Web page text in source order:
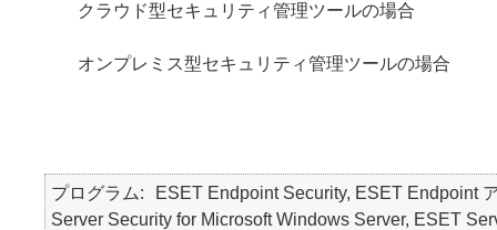
クラウド型セキュリティ管理ツールの場合
オンプレミス型セキュリティ管理ツールの場合
プログラム
ESET Endpoint Security, ESET Endpoint
Server Security for Microsoft Windows Server, ESET